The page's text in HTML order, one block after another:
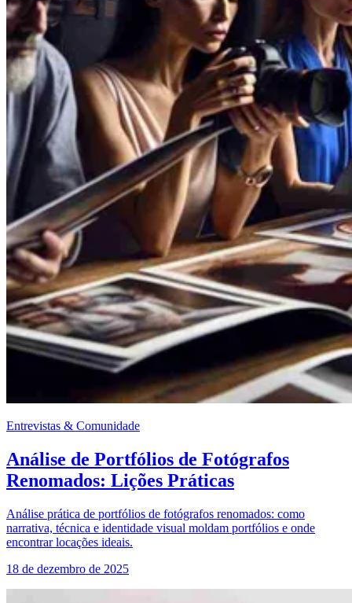
Entrevistas & Comunidade
Análise de Portfólios de Fotógrafos
Renomados: Lições Práticas
Análise prática de portfólios de fotógrafos renomados: como
narrativa, técnica e identidade visual moldam portfólios e onde
encontrar locações ideais.
18 de dezembro de 2025